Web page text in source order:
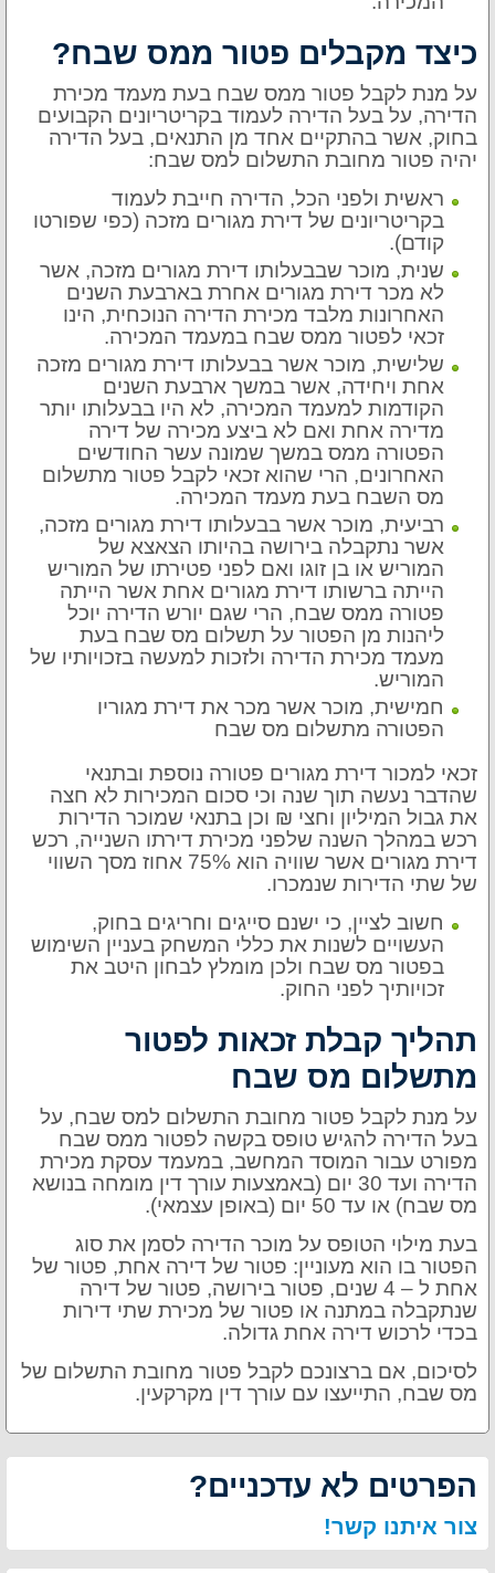
כיצד מקבלים פטור ממס שבח?
על מנת לקבל פטור ממס שבח בעת מעמד מכירת
הדירה, על בעל הדירה לעמוד בקריטריונים הקבועים
בחוק, אשר בהתקיים אחד מן התנאים, בעל הדירה
יהיה פטור מחובת התשלום למס שבח:
ראשית ולפני הכל, הדירה חייבת לעמוד
בקריטריונים של דירת מגורים מזכה (כפי שפורטו
קודם).
שנית, מוכר שבבעלותו דירת מגורים מזכה, אשר
לא מכר דירת מגורים אחרת בארבעת השנים
האחרונות מלבד מכירת הדירה הנוכחית, הינו
זכאי לפטור ממס שבח במעמד המכירה.
שלישית, מוכר אשר בבעלותו דירת מגורים מזכה
אחת ויחידה, אשר במשך ארבעת השנים
הקודמות למעמד המכירה, לא היו בבעלותו יותר
מדירה אחת ואם לא ביצע מכירה של דירה
הפטורה ממס במשך שמונה עשר החודשים
האחרונים, הרי שהוא זכאי לקבל פטור מתשלום
מס השבח בעת מעמד המכירה.
רביעית, מוכר אשר בבעלותו דירת מגורים מזכה,
אשר נתקבלה בירושה בהיותו הצאצא של
המוריש או בן זוגו ואם לפני פטירתו של המוריש
הייתה ברשותו דירת מגורים אחת אשר הייתה
פטורה ממס שבח, הרי שגם יורש הדירה יוכל
ליהנות מן הפטור על תשלום מס שבח בעת
מעמד מכירת הדירה ולזכות למעשה בזכויותיו של
המוריש.
חמישית, מוכר אשר מכר את דירת מגוריו
הפטורה מתשלום מס שבח
זכאי למכור דירת מגורים פטורה נוספת ובתנאי
שהדבר נעשה תוך שנה וכי סכום המכירות לא חצה
את גבול המיליון וחצי ₪ וכן בתנאי שמוכר הדירות
רכש במהלך השנה שלפני מכירת דירתו השנייה, רכש
דירת מגורים אשר שוויה הוא 75% אחוז מסך השווי
של שתי הדירות שנמכרו.
חשוב לציין, כי ישנם סייגים וחריגים בחוק,
העשויים לשנות את כללי המשחק בעניין השימוש
בפטור מס שבח ולכן מומלץ לבחון היטב את
זכויותיך לפני החוק.
תהליך קבלת זכאות לפטור
מתשלום מס שבח
על מנת לקבל פטור מחובת התשלום למס שבח, על
בעל הדירה להגיש טופס בקשה לפטור ממס שבח
מפורט עבור המוסד המחשב, במעמד עסקת מכירת
הדירה ועד 30 יום (באמצעות עורך דין מומחה בנושא
מס שבח) או עד 50 יום (באופן עצמאי).
בעת מילוי הטופס על מוכר הדירה לסמן את סוג
הפטור בו הוא מעוניין: פטור של דירה אחת, פטור של
אחת ל – 4 שנים, פטור בירושה, פטור של דירה
שנתקבלה במתנה או פטור של מכירת שתי דירות
בכדי לרכוש דירה אחת גדולה.
לסיכום, אם ברצונכם לקבל פטור מחובת התשלום של
מס שבח, התייעצו עם עורך דין מקרקעין.
הפרטים לא עדכניים?
צור איתנו קשר!